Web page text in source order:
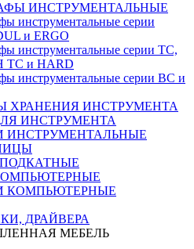
ИНСТРУМЕНТАЛЬНЫЕ
инструментальные серии
и ERGO
инструментальные серии ТС,
и HARD
инструментальные серии ВС и
ХРАНЕНИЯ ИНСТРУМЕНТА
ИНСТРУМЕНТА
ИНСТРУМЕНТАЛЬНЫЕ
КОМПЬЮТЕРНЫЕ
ДРАЙВЕРА
МЕБЕЛЬ